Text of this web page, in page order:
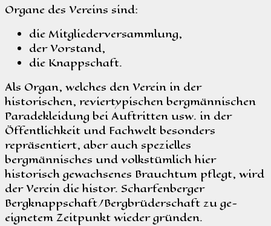
Organe des Vereins sind:
die Mitgliederversammlung,
der Vorstand,
die Knappschaft.
Als Organ, welches den Verein in der
historischen, reviertypischen bergmännischen
Paradekleidung bei Auftritten usw. in der
Öffentlichkeit und Fachwelt besonders
repräsentiert, aber auch spezielles
bergmännisches und volkstümlich hier
historisch gewachsenes Brauchtum pflegt, wird
der Verein die histor. Scharfenberger
Bergknappschaft/Bergbrüderschaft zu ge-
eignetem Zeitpunkt wieder gründen.